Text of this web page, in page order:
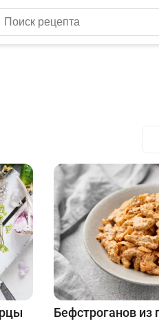
Бефстроганов из